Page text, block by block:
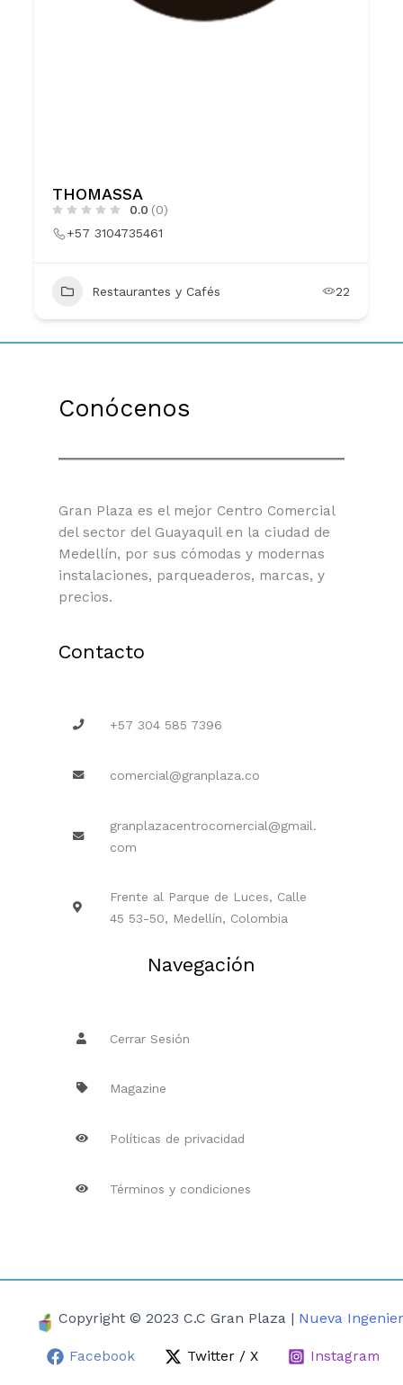
THOMASSA
0.0 (0)
+57 3104735461
Restaurantes y Cafés 22
Conócenos
Gran Plaza es el mejor Centro Comercial
del sector del Guayaquil en la ciudad de
Medellín, por sus cómodas y modernas
instalaciones, parqueaderos, marcas, y
precios.
Contacto
+57 304 585 7396
comercial@granplaza.co
granplazacentrocomercial@gmail.
com
Frente al Parque de Luces, Calle
45 53-50, Medellín, Colombia
Navegación
Cerrar Sesión
Magazine
Políticas de privacidad
Términos y condiciones
Copyright © 2023 C.C Gran Plaza | Nueva
Facebook Twitter / X Instagram